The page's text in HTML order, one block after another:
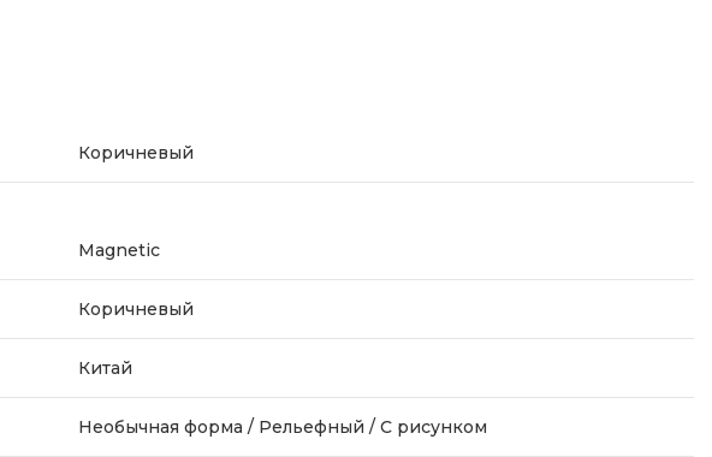
Коричневый
Magnetic
Коричневый
Китай
Необычная форма / Рельефный / С рисунком